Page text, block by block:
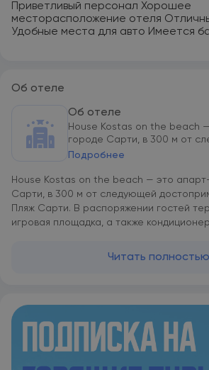
Приветливый персонал Хорошее
месторасположение отеля
Удобные места для авто Имеется
Об отеле
Об отеле
House Kostas on the beach
городе Сарти, в 300 м от
Подробнее
House Kostas on the beach — это
Сарти, в 300 м от следующей
Пляж Сарти. В распоряжении гостей
игровая площадка, а также
числе удобств — полностью
кофемашина и чайник. Аэропорт Салоники находится в 130
км. Предоставляется платный
Читать полностью